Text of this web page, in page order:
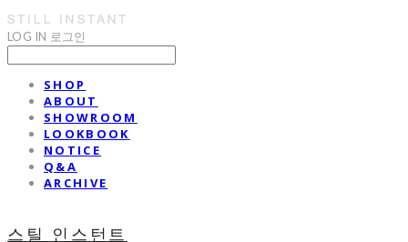
LOG IN 로그인
SHOP
ABOUT
SHOWROOM
LOOKBOOK
NOTICE
Q&A
ARCHIVE
스틸 인스턴트